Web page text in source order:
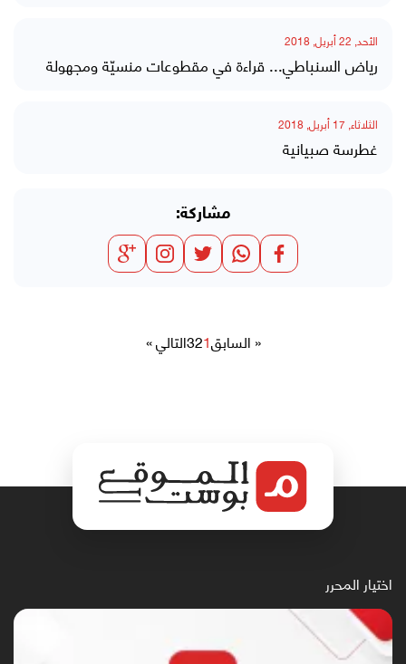
الأحد, 22 أبريل, 2018
رياض السنباطي... قراءة في مقطوعات منسيّة ومجهولة
الثلاثاء, 17 أبريل, 2018
غطرسة صبيانية
مشاركة:
« السابق1
2
3التالي »
اختيار المحرر